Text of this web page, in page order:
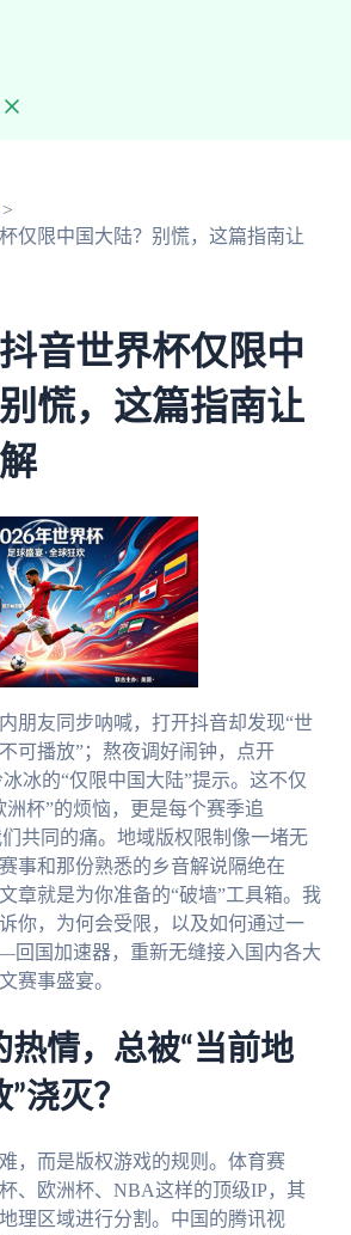
仅限中国大陆？别慌，这篇指南让
音世界杯仅限中
慌，这篇指南让
朋友同步呐喊，打开抖音却发现“世
可播放”；熬夜调好闹钟，点开
冰的“仅限中国大陆”提示。这不仅
洲杯”的烦恼，更是每个赛季追
共同的痛。地域版权限制像一堵无
事和那份熟悉的乡音解说隔绝在
章就是为你准备的“破墙”工具箱。我
你，为何会受限，以及如何通过一
回国加速器，重新无缝接入国内各大
赛事盛宴。
热情，总被“当前地
浇灭？
，而是版权游戏的规则。体育赛
、欧洲杯、NBA这样的顶级IP，其
理区域进行分割。中国的腾讯视